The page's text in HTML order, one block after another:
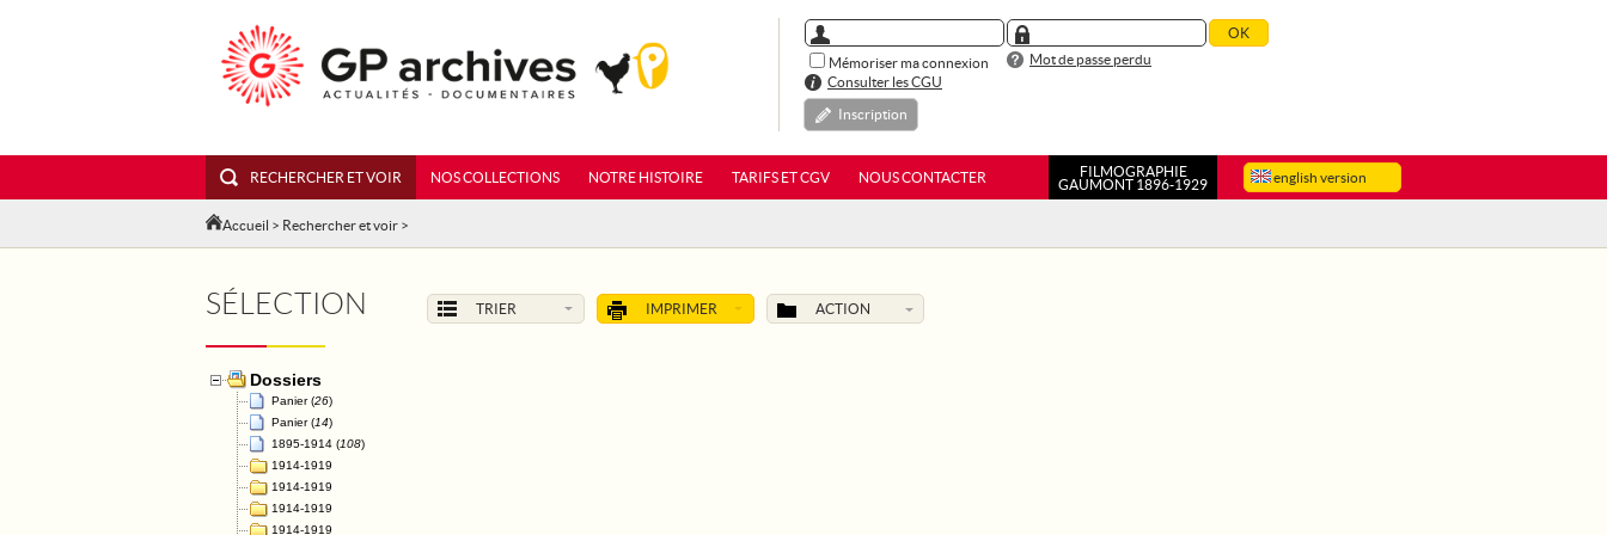
Mémoriser ma connexion
Mot de passe perdu
Consulter les CGU
Inscription
english version
RECHERCHER ET VOIR NOS COLLECTIONS NOTRE HISTOIRE TARIFS ET CGV NOUS CONTACTER
FILMOGRAPHIE
GAUMONT 1896-1929
Accueil > Rechercher et voir >
SÉLECTION TRIER IMPRIMER ACTION